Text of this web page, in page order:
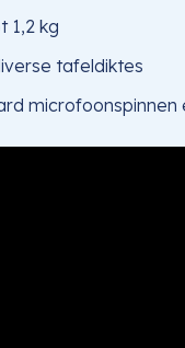
1,2 kg
tafeldiktes